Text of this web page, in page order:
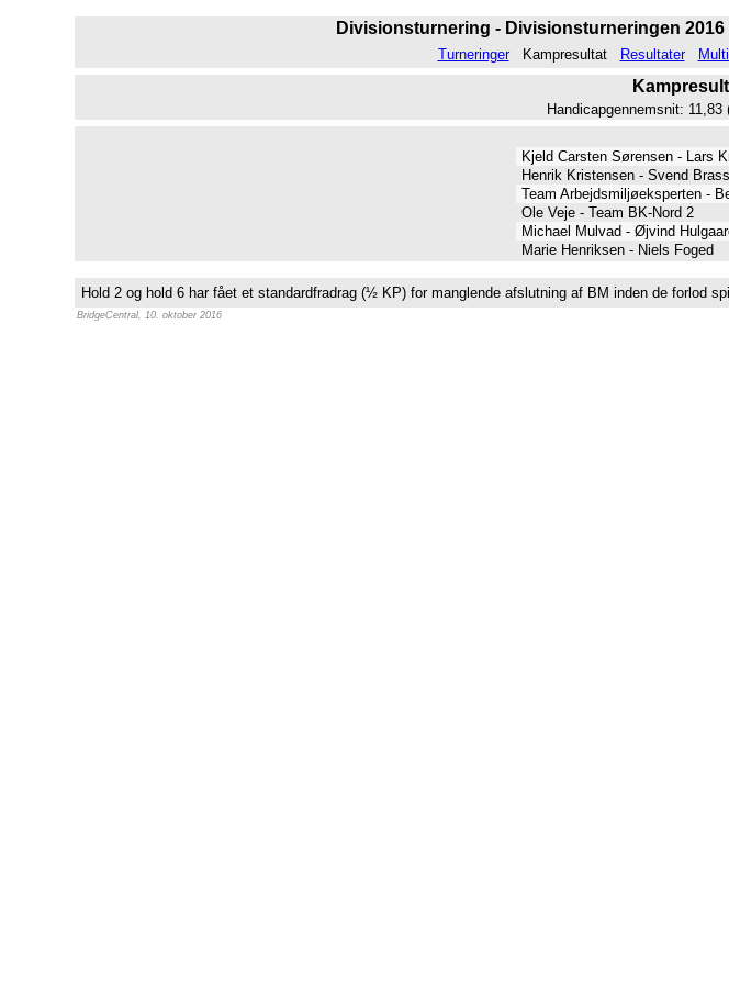
Divisionsturnering - Divisionsturneringen 2016
Turneringer Kampresultat Resultater
Handicapgennemsnit:
Kjeld Carsten Sørensen - Lars
Henrik Kristensen - Svend
Team Arbejdsmiljøeksperten -
Ole Veje - Team BK-Nord 2
Michael Mulvad - Øjvind
Marie Henriksen - Niels Foged
Hold 2 og hold 6 har fået et standardfradrag (½ KP) for manglende afslutning af BM inden de forlod
BridgeCentral, 10. oktober 2016